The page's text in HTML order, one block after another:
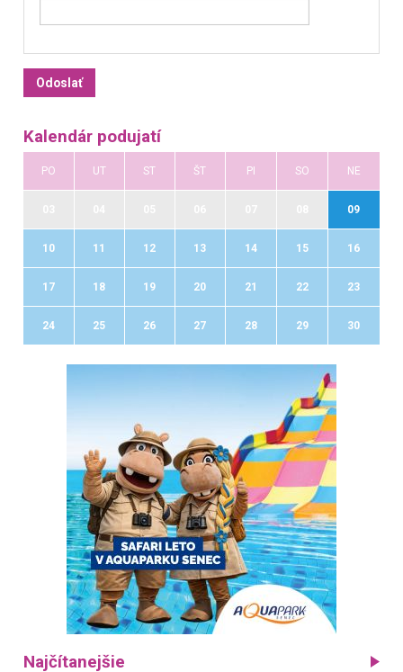
Kalendár podujatí
PO UT ST ŠT PI SO NE
09
10 11 12 13 14 15 16
17 18 19 20 21 22 23
24 25 26 27 28 29 30
Najčítanejšie